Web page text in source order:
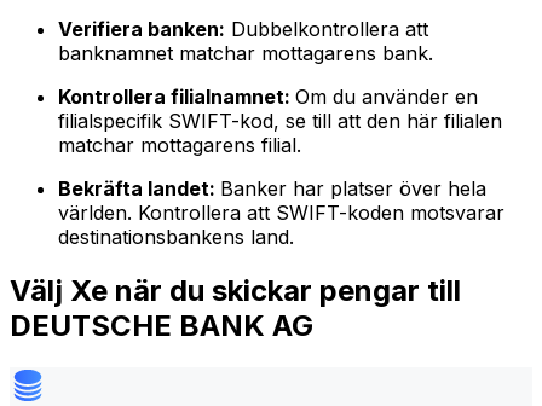
Verifiera banken: Dubbelkontrollera att
banknamnet matchar mottagarens bank.
Kontrollera filialnamnet: Om du använder en
filialspecifik SWIFT-kod, se till att den här filialen
matchar mottagarens filial.
Bekräfta landet: Banker har platser över hela
världen. Kontrollera att SWIFT-koden motsvarar
destinationsbankens land.
Välj Xe när du skickar pengar till
DEUTSCHE BANK AG